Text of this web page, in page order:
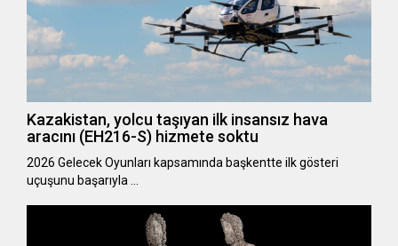
Kazakistan, yolcu taşıyan ilk insansız hava
aracını (EH216-S) hizmete soktu
2026 Gelecek Oyunları kapsamında başkentte ilk gösteri
uçuşunu başarıyla …